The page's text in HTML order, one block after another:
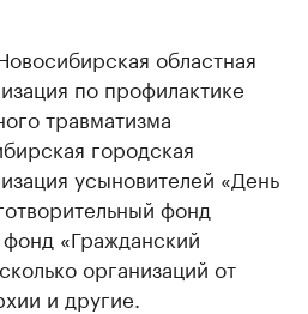
областная
по профилактике
травматизма
городская
усыновителей «День
фонд
«Гражданский
организаций от
и другие.